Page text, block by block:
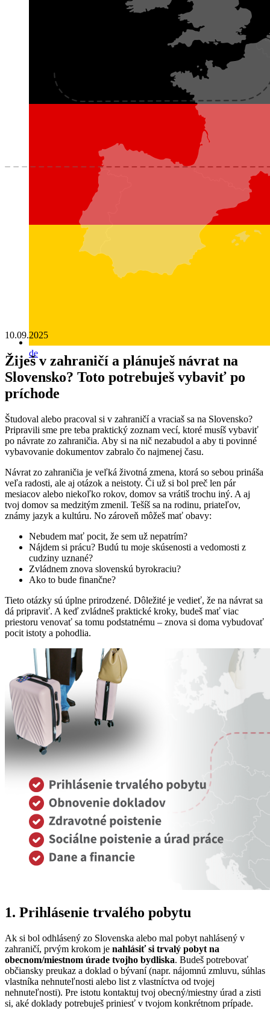
de
10.09.2025
Žiješ v zahraničí a plánuješ návrat na
Slovensko? Toto potrebuješ vybaviť po
príchode
Študoval alebo pracoval si v zahraničí a vraciaš sa na Slovensko?
Pripravili sme pre teba praktický zoznam vecí, ktoré musíš vybaviť
po návrate zo zahraničia. Aby si na nič nezabudol a aby ti povinné
vybavovanie dokumentov zabralo čo najmenej času.
Návrat zo zahraničia je veľká životná zmena, ktorá so sebou prináša
veľa radosti, ale aj otázok a neistoty. Či už si bol preč len pár
mesiacov alebo niekoľko rokov, domov sa vrátiš trochu iný. A aj
tvoj domov sa medzitým zmenil. Tešíš sa na rodinu, priateľov,
známy jazyk a kultúru. No zároveň môžeš mať obavy:
Nebudem mať pocit, že sem už nepatrím?
Nájdem si prácu? Budú tu moje skúsenosti a vedomosti z
cudziny uznané?
Zvládnem znova slovenskú byrokraciu?
Ako to bude finančne?
Tieto otázky sú úplne prirodzené. Dôležité je vedieť, že na návrat sa
dá pripraviť. A keď zvládneš praktické kroky, budeš mať viac
priestoru venovať sa tomu podstatnému – znova si doma vybudovať
pocit istoty a pohodlia.
1. Prihlásenie trvalého pobytu
Ak si bol odhlásený zo Slovenska alebo mal pobyt nahlásený v
zahraničí, prvým krokom je nahlásiť si trvalý pobyt na
obecnom/miestnom úrade tvojho bydliska. Budeš potrebovať
občiansky preukaz a doklad o bývaní (napr. nájomnú zmluvu, súhlas
vlastníka nehnuteľnosti alebo list z vlastníctva od tvojej
nehnuteľnosti). Pre istotu kontaktuj tvoj obecný/miestny úrad a zisti
si, aké doklady potrebuješ priniesť v tvojom konkrétnom prípade.